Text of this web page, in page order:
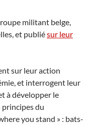
militant belge,
et publiésur leur
sur leur action
et interrogent leur
à développer le
du
you stand » : bats-